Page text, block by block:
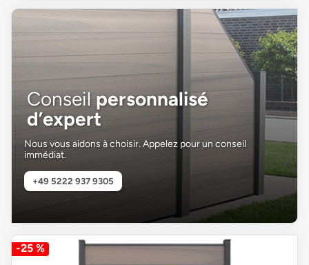
Conseilpersonnalisé
d’expert
Nous vous aidons à choisir. Appelez pour un conseil
immédiat.
+49 5222 937 9305
-25 %